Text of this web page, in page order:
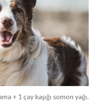
+ 1 çay kaşığı somon yağı.